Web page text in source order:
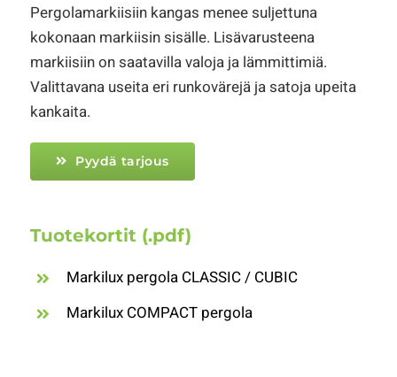
Pergolamarkiisiin kangas menee suljettuna
kokonaan markiisin sisälle. Lisävarusteena
markiisiin on saatavilla valoja ja lämmittimiä.
Valittavana useita eri runkovärejä ja satoja upeita
kankaita.
Pyydä tarjous
Tuotekortit (.pdf)
Markilux pergola CLASSIC / CUBIC
Markilux COMPACT pergola